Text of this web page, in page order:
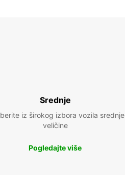
Srednje
iz širokog izbora vozila srednje
veličine
Pogledajte više